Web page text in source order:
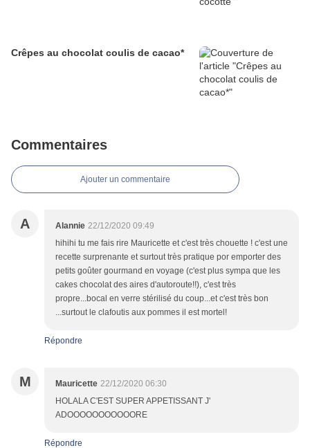
Crêpes au chocolat coulis de cacao*
Commentaires
Ajouter un commentaire
A Alannie 22/12/2020 09:49
hihihi tu me fais rire Mauricette et c'est très chouette ! c'est une
recette surprenante et surtout très pratique por emporter des
petits goûter gourmand en voyage (c'est plus sympa que les
cakes chocolat des aires d'autoroute!!), c'est très
propre...bocal en verre stérilisé du coup...et c'est très bon
...surtout le clafoutis aux pommes il est mortel!
Répondre
M Mauricette 22/12/2020 06:30
HOLALA C'EST SUPER APPETISSANT J'
ADOOOOOOOOOOORE
Répondre